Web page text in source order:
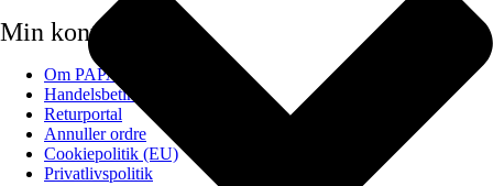
Min konto
Om PAPAPAPA
Handelsbetingelser
Returportal
Annuller ordre
Cookiepolitik (EU)
Privatlivspolitik